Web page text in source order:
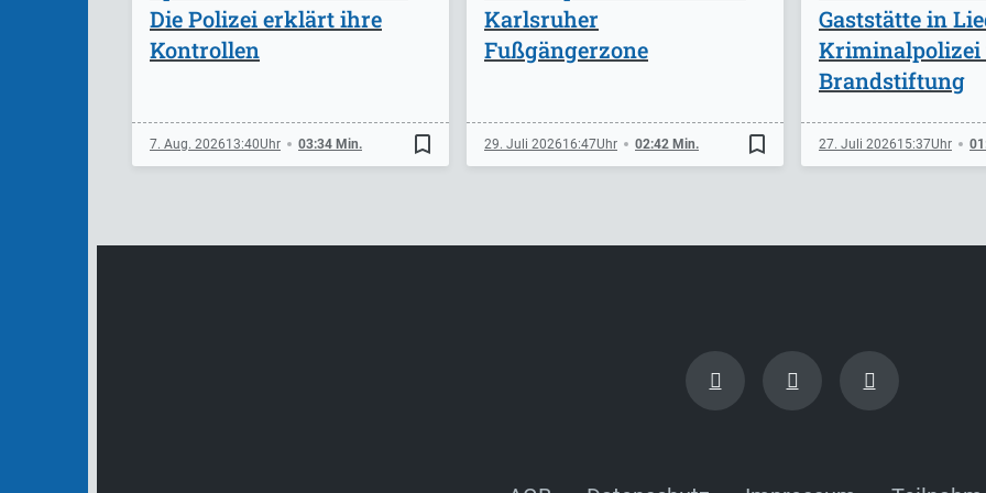
Die Polizei erklärt ihre
Kontrollen
7. Aug. 202613:40 03:34 Min. bookmark_border
Karlsruher
Fußgängerzone
29. Juli 202616:47 02:42 Min. bookmark_border
Gaststätte in
Kriminalpolizei
Brandstiftung
27. Juli 202615:37